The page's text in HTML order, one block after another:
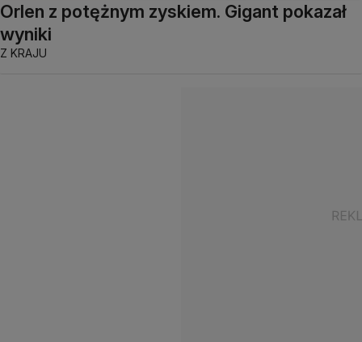
Orlen z potężnym zyskiem. Gigant pokazał
wyniki
Z KRAJU